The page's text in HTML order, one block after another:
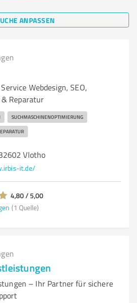
ANPASSEN
Webdesign, SEO,
Reparatur
SUCHMASCHINENOPTIMIERUNG
Vlotho
it.de/
4,80 / 5,00
(1 Quelle)
– Ihr Partner für sichere